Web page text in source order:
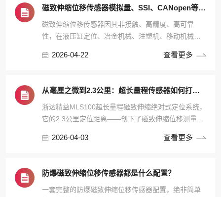
磁致伸缩位移传感器模拟量、SSI、CANopen等 不同信号输出各有何优势？
磁致伸缩位移传感器因其非接触、高精度、高可靠
性，在液压缸定位、冶金机械、注塑机、移动机械等
式直接决定了传感器与控制
2026-04-22 查看更多
从毫厘之微到2.3公里：超长量程传感器如何打破中国工业量程极限？
浙达精益MLS100超长量程磁致伸缩绝对式定位系统，
它的2.3公里定位距离——创下了磁致伸缩位移测量的
2026-04-03 查看更多
防爆磁致伸缩位移传感器都是什么配置？
一套完整的防爆磁致伸缩位移传感器配置，绝非简单